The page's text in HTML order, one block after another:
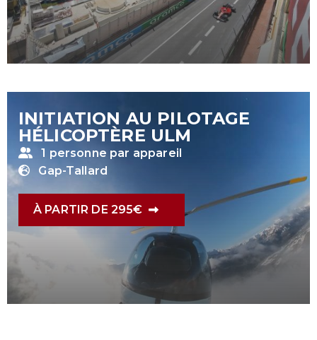
INITIATION AU PILOTAGE
HÉLICOPTÈRE ULM
1 personne par appareil
Gap-Tallard
À PARTIR DE 295€